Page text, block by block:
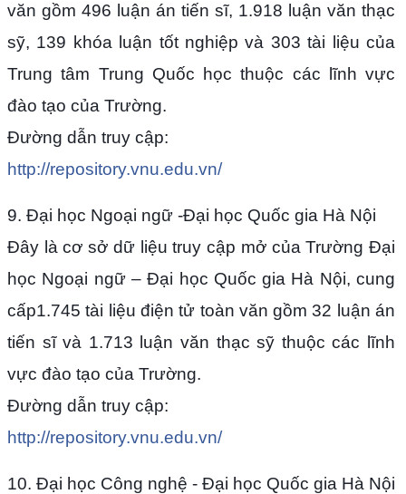
văn gồm 496 luận án tiến sĩ, 1.918 luận văn thạc
sỹ, 139 khóa luận tốt nghiệp và 303 tài liệu của
Trung tâm Trung Quốc học thuộc các lĩnh vực
đào tạo của Trường.
Đường dẫn truy cập:
http://repository.vnu.edu.vn/
9. Đại học Ngoại ngữ -Đại học Quốc gia Hà Nội
Đây là cơ sở dữ liệu truy cập mở của Trường Đại
học Ngoại ngữ – Đại học Quốc gia Hà Nội, cung
cấp1.745 tài liệu điện tử toàn văn gồm 32 luận án
tiến sĩ và 1.713 luận văn thạc sỹ thuộc các lĩnh
vực đào tạo của Trường.
Đường dẫn truy cập:
http://repository.vnu.edu.vn/
10. Đại học Công nghệ - Đại học Quốc gia Hà Nội